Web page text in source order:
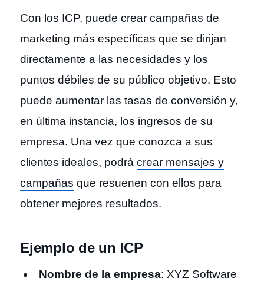
Con los ICP, puede crear campañas de
marketing más específicas que se dirijan
directamente a las necesidades y los
puntos débiles de su público objetivo. Esto
puede aumentar las tasas de conversión y,
en última instancia, los ingresos de su
empresa. Una vez que conozca a sus
clientes ideales, podrá crear mensajes y
campañas que resuenen con ellos para
obtener mejores resultados.
Ejemplo de un ICP
Nombre de la empresa: XYZ Software